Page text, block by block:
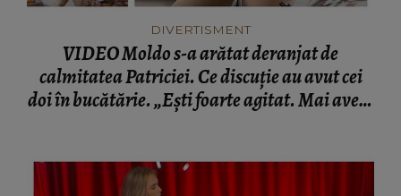
DIVERTISMENT
VIDEO Moldo s-a arătat deranjat de
calmitatea Patriciei. Ce discuție au avut cei
doi în bucătărie. „Ești foarte agitat. Mai avem